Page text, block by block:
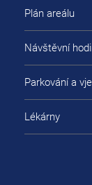
Plán areálu
Návštěvní
Parkování a
Lékárny